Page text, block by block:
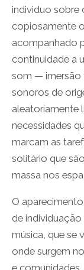
individuo sobre
copiosamente
acompanhado
continuidade a
som — imersão
sonoros de
aleatoriamente
necessidades
marcam as
solitário que
massa nos
O
de
música, que se
onde surgem
e